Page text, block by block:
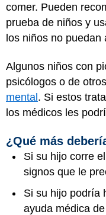
comer. Pueden
prueba de niños y
los niños no puedan
Algunos niños con
psicólogos o de otros
mental . Si estos
los médicos les
¿Qué más
Si su hijo corre
signos que le
Si su hijo podría
ayuda médica